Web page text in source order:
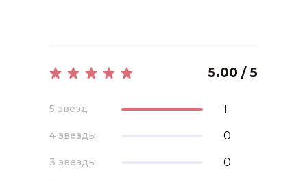
5.00 / 5
5 звезд 1
4 звезды 0
3 звезды 0